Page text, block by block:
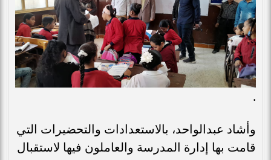
.
وأشاد عبدالواحد، بالاستعدادات والتحضيرات التي
قامت بها إدارة المدرسة والعاملون فيها لاستقبال